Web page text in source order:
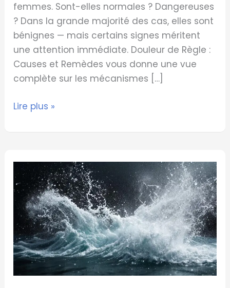
femmes. Sont-elles normales ? Dangereuses
? Dans la grande majorité des cas, elles sont
bénignes — mais certains signes méritent
une attention immédiate. Douleur de Règle :
Causes et Remèdes vous donne une vue
complète sur les mécanismes […]
Lire plus »
Douleur
Règles
Insupportable
Causes,
Solutions
et
Remèdes